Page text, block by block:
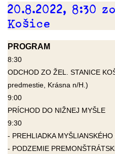
20.8.2022, 8:30
Košice
PROGRAM
8:30
ODCHOD ZO ŽEL. STANICE
predmestie, Krásna n/H.)
9:00
PRÍCHOD DO NIŽNEJ MYŠLE
9:30
- PREHLIADKA
- PODZEMIE